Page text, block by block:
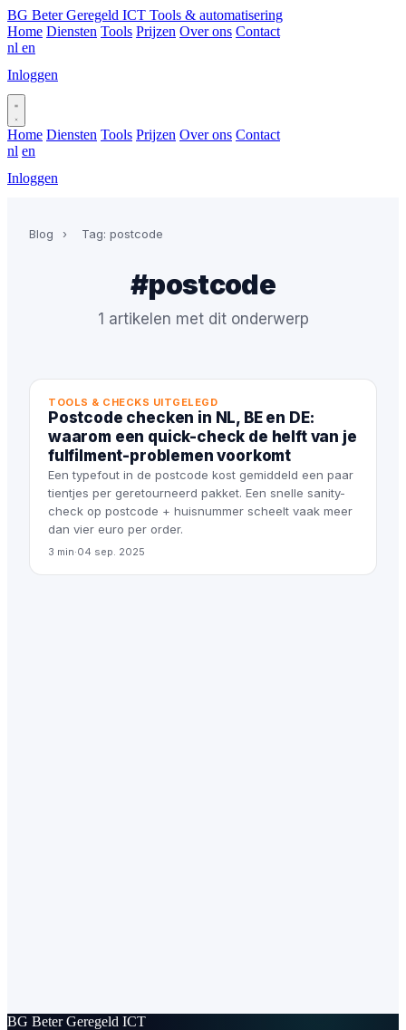
BG Beter Geregeld ICT Tools & automatisering
Home Diensten Tools Prijzen Over ons Contact
nl en
Inloggen
Home Diensten Tools Prijzen Over ons Contact
nl en
Inloggen
Blog › Tag: postcode
#postcode
1 artikelen met dit onderwerp
TOOLS & CHECKS UITGELEGD
Postcode checken in NL, BE en DE:
waarom een quick-check de helft van je
fulfilment-problemen voorkomt
Een typefout in de postcode kost gemiddeld een paar
tientjes per geretourneerd pakket. Een snelle sanity-
check op postcode + huisnummer scheelt vaak meer
dan vier euro per order.
3 min·04 sep. 2025
BG Beter Geregeld ICT